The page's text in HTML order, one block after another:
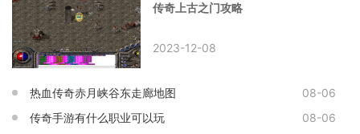
传奇上古之门攻略
2023-12-08
热血传奇赤月峡谷东走廊地图
08-06
传奇手游有什么职业可以玩
08-06